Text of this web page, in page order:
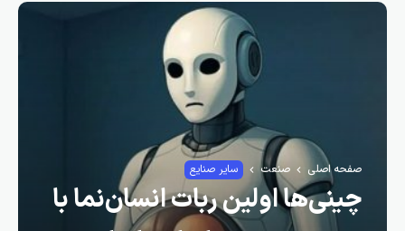
صفحه اصلی صنعت سایر صنایع
چینی‌ها اولین ربات انسان‌نما با